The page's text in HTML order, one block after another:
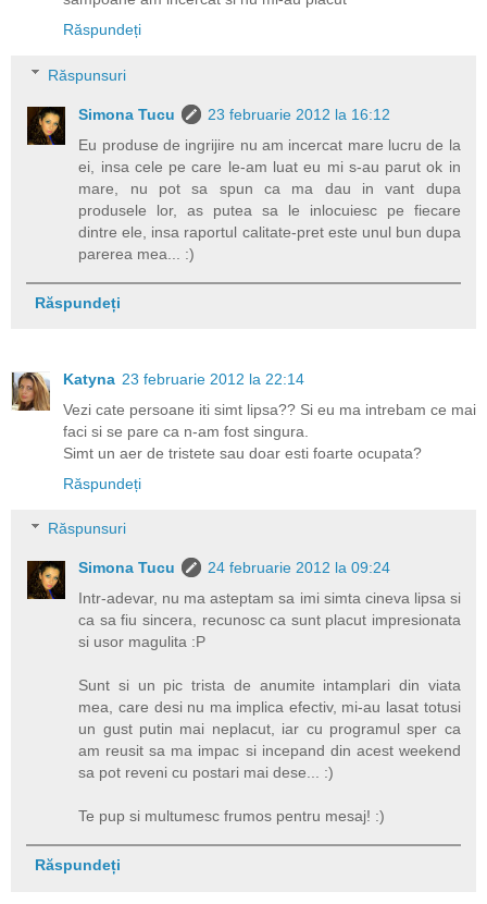
Răspundeți
Răspunsuri
Simona Tucu
23 februarie 2012 la 16:12
Eu produse de ingrijire nu am incercat mare lucru de la
ei, insa cele pe care le-am luat eu mi s-au parut ok in
mare, nu pot sa spun ca ma dau in vant dupa
produsele lor, as putea sa le inlocuiesc pe fiecare
dintre ele, insa raportul calitate-pret este unul bun dupa
parerea mea... :)
Răspundeți
Katyna 23 februarie 2012 la 22:14
Vezi cate persoane iti simt lipsa?? Si eu ma intrebam ce mai
faci si se pare ca n-am fost singura.
Simt un aer de tristete sau doar esti foarte ocupata?
Răspundeți
Răspunsuri
Simona Tucu
24 februarie 2012 la 09:24
Intr-adevar, nu ma asteptam sa imi simta cineva lipsa si
ca sa fiu sincera, recunosc ca sunt placut impresionata
si usor magulita :P
Sunt si un pic trista de anumite intamplari din viata
mea, care desi nu ma implica efectiv, mi-au lasat totusi
un gust putin mai neplacut, iar cu programul sper ca
am reusit sa ma impac si incepand din acest weekend
sa pot reveni cu postari mai dese... :)
Te pup si multumesc frumos pentru mesaj! :)
Răspundeți